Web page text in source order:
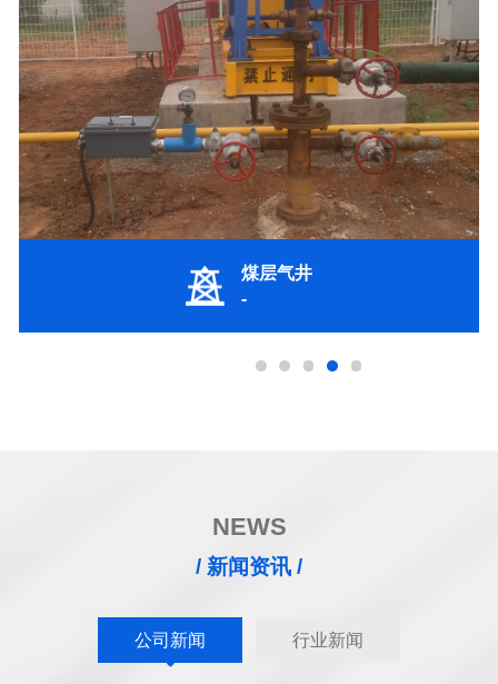
煤层气井
-
NEWS
/ 新闻资讯 /
公司新闻 行业新闻